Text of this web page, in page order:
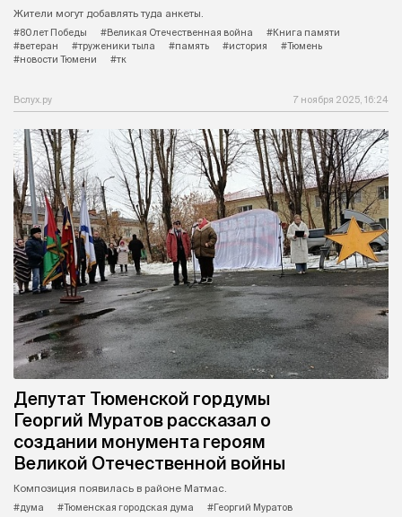
Жители могут добавлять туда анкеты.
#80 лет Победы
#Великая Отечественная война
#Книга памяти
#ветеран
#труженики тыла #память #история
#Тюмень
#новости Тюмени
#тк
Вслух.ру 7 ноября 2025, 16:24
Депутат Тюменской гордумы
Георгий Муратов рассказал о
создании монумента героям
Великой Отечественной войны
Композиция появилась в районе Матмас.
#дума
#Тюменская городская дума
#Георгий Муратов